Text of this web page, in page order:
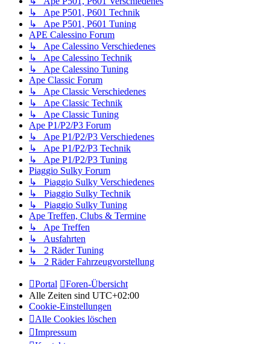
↳ Ape P501, P601 Technik
↳ Ape P501, P601 Tuning
APE Calessino Forum
↳ Ape Calessino Verschiedenes
↳ Ape Calessino Technik
↳ Ape Calessino Tuning
Ape Classic Forum
↳ Ape Classic Verschiedenes
↳ Ape Classic Technik
↳ Ape Classic Tuning
Ape P1/P2/P3 Forum
↳ Ape P1/P2/P3 Verschiedenes
↳ Ape P1/P2/P3 Technik
↳ Ape P1/P2/P3 Tuning
Piaggio Sulky Forum
↳ Piaggio Sulky Verschiedenes
↳ Piaggio Sulky Technik
↳ Piaggio Sulky Tuning
Ape Treffen, Clubs & Termine
↳ Ape Treffen
↳ Ausfahrten
↳ 2 Räder Tuning
↳ 2 Räder Fahrzeugvorstellung
Portal
Foren-Übersicht
Alle Zeiten sind UTC+02:00
Cookie-Einstellungen
Alle Cookies löschen
Impressum